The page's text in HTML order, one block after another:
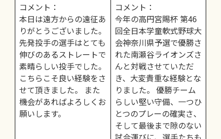
コメント：
本日は遠方からの遠征あ
りがとうございました。
先発投手の選手はとても
伸びのあるストレートで
素晴らしい投手でした。
こちらこそ良い経験をさ
せて頂きました。 また
機会があればよろしくお
願いします。
コメント：
今年の高円宮賜杯 第46
回全日本学童軟式野球大
会神奈川県予選で優勝さ
れた南瀬谷ライオンズさ
んと対戦させていただ
き、大変貴重な経験とな
りました。 優勝チーム
らしい堅い守備、一つひ
とつのプレーの確実さ、
そして最後まで隙のない